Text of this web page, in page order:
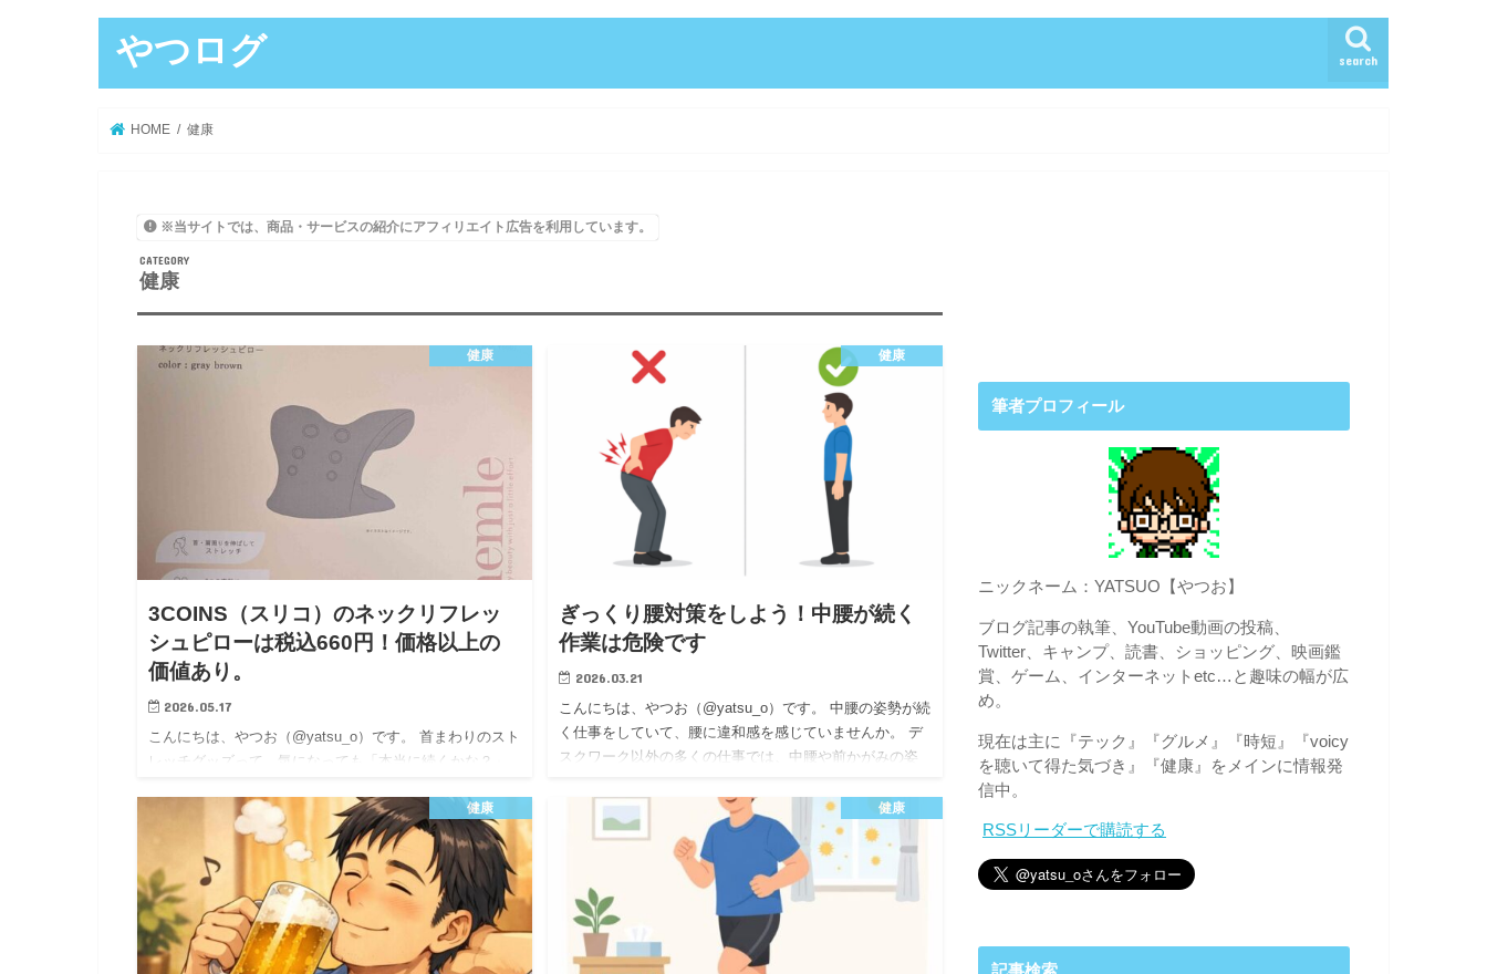
やつログ search
HOME 健康
※当サイトでは、商品・サービスの紹介にアフィリエイト広告を利用しています。
健康
健康
3COINS（スリコ）のネックリフレッ
シュピローは税込660円！価格以上の
価値あり。
2026.05.17
こんにちは、やつお（@yatsu_o）です。 首まわりのスト
レッチグッズって、気になっても「本当に続くかな？」
中、3COINSで販売されている「ネックリフレッシュピロ
健康
ぎっくり腰対策をしよう！中腰が続く
作業は危険です
2026.03.21
こんにちは、やつお（@yatsu_o）です。 中腰の姿勢が続
く仕事をしていて、腰に違和感を感じていませんか。 デ
スクワーク以外の多くの仕事では、中腰や前かがみの姿
腰の大き…
健康 健康
筆者プロフィール
ニックネーム：YATSUO【やつお】
ブログ記事の執筆、YouTube動画の投稿、
Twitter、キャンプ、読書、ショッピング、映画鑑
賞、ゲーム、インターネットetc…と趣味の幅が広
め。
現在は主に『テック』『グルメ』『時短』『voicy
を聴いて得た気づき』『健康』をメインに情報発
信中。
RSSリーダーで購読する